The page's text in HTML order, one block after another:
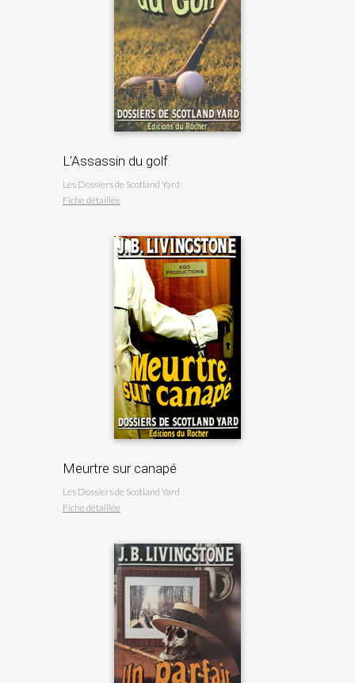
L'Assassin du golf
Les Dossiers de Scotland Yard
Fiche détaillée
Meurtre sur canapé
Les Dossiers de Scotland Yard
Fiche détaillée